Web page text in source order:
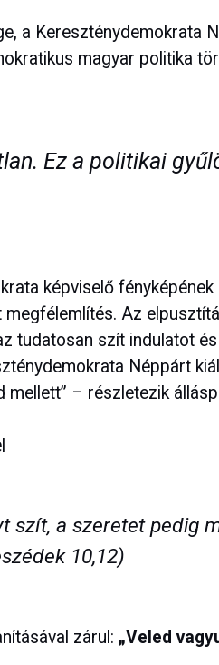
a Kereszténydemokrata
magyar politika
Ez a politikai
képviselő
megfélemlítés. Az
tudatosan szít indulatot
Néppárt
mellett” – részletezik
szít, a szeretet pedig
10,12)
zárul: „Veled